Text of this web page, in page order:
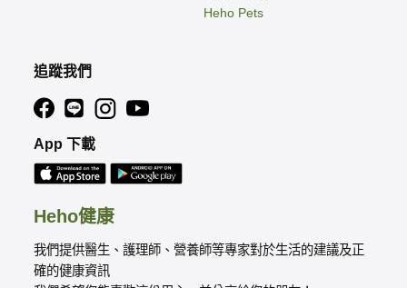
Heho健康
我們提供醫生、護理師、營養師等專家對於生活的建議及正
確的健康資訊
Heho Pets
追蹤我們
App 下載